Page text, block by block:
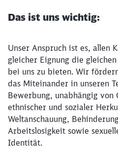
Das ist uns wichtig:
Unser Anspruch ist es, allen
gleicher Eignung die
bei uns zu bieten. Wir
das Miteinander in unseren
Bewerbung, unabhängig von
ethnischer und sozialer
Weltanschauung,
Arbeitslosigkeit sowie
Identität.